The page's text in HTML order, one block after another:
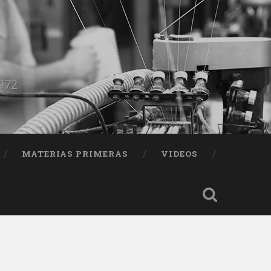
MATERIAS PRIMERAS VIDEOS